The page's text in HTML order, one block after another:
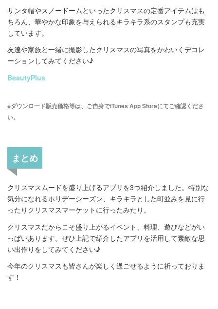
サンタ帽やスノードームといったクリスマスの定番アイテムはも
ちろん、華やかな印象を与えられるキラキラ系のスタンプも充実
しています。
友達や家族と一緒に撮影したクリスマスの写真をかわいくデコレ
ーションしてみてください♪
BeautyPlus
※ダウンロード販売価格等は、ご自身でiTunes App Storeにてご確認くださ
い。
まとめ
クリスマスムードを盛り上げるアプリを3つ紹介しました。特別な
気分になれるホリデーシーズン、キラキラとした町並みを見に行
ったりクリスマスマーケットに行ったみたり。
クリスマスだからこそ盛り上がるイベント、料理、遊びなどがい
っぱいあります。ぜひ上記で紹介したアプリを活用して素敵な思
い出作りをしてみてください♪
今年のクリスマスも皆さんが楽しく過ごせるように祈っておりま
す！